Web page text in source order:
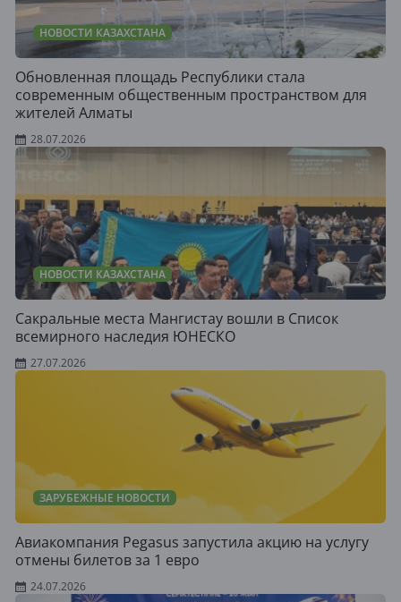
НОВОСТИ КАЗАХСТАНА
Обновленная площадь Республики стала
современным общественным пространством для
жителей Алматы
28.07.2026
НОВОСТИ КАЗАХСТАНА
Сакральные места Мангистау вошли в Список
всемирного наследия ЮНЕСКО
27.07.2026
ЗАРУБЕЖНЫЕ НОВОСТИ
Авиакомпания Pegasus запустила акцию на услугу
отмены билетов за 1 евро
24.07.2026